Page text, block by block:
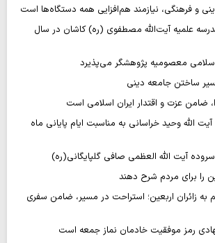
و فرهنگی، نیازمند هم‌افزایی همه دستگاه‌ها است
علمیه آیت‌الله مصطفوی (ره) کاشان در سال
معصومیه پژوهشگر می‌پذیرد
ساختن جامعه دینی
ضامن عزت و اقتدار ایران اسلامی است
الله وحید خراسانی به مناسبت ایام پایانی ماه
آیت الله العظمی صافی گلپایگانی(ره)
را برای مردم شرح دهند
به زائران اربعین؛ استراحت در مسیر، ضامن سفری
رمز موفقیت خادمان نماز جمعه است